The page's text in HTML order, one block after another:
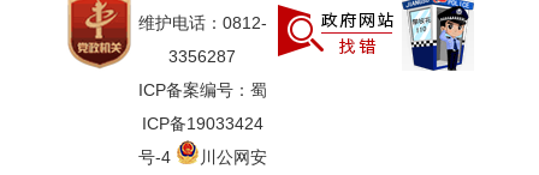
维护电话：0812-
3356287
ICP备案编号：蜀
ICP备19033424
号-4
川公网安